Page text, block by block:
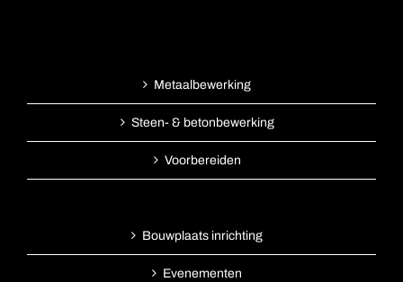
Metaalbewerking
Steen- & betonbewerking
Voorbereiden
Bouwplaats inrichting
Evenementen